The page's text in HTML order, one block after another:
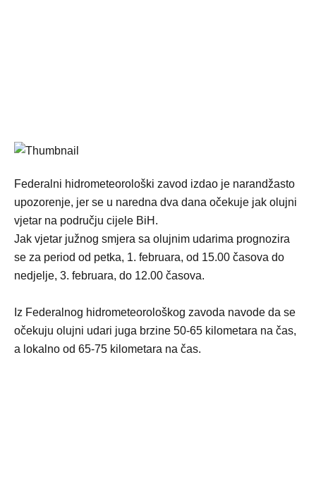
Federalni hidrometeorološki zavod izdao je narandžasto
upozorenje, jer se u naredna dva dana očekuje jak olujni
vjetar na području cijele BiH.
Jak vjetar južnog smjera sa olujnim udarima prognozira
se za period od petka, 1. februara, od 15.00 časova do
nedjelje, 3. februara, do 12.00 časova.
Iz Federalnog hidrometeorološkog zavoda navode da se
očekuju olujni udari juga brzine 50-65 kilometara na čas,
a lokalno od 65-75 kilometara na čas.